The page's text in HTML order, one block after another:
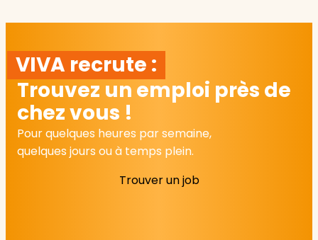
VIVA recrute :
Trouvez un emploi près de
chez vous !
Pour quelques heures par semaine,
quelques jours ou à temps plein.
Trouver un job